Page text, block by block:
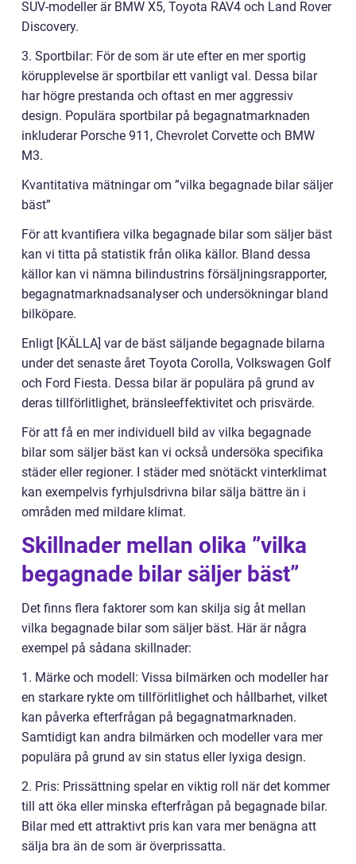
SUV-modeller är BMW X5, Toyota RAV4 och Land Rover
Discovery.
3. Sportbilar: För de som är ute efter en mer sportig
körupplevelse är sportbilar ett vanligt val. Dessa bilar
har högre prestanda och oftast en mer aggressiv
design. Populära sportbilar på begagnatmarknaden
inkluderar Porsche 911, Chevrolet Corvette och BMW
M3.
Kvantitativa mätningar om ”vilka begagnade bilar säljer
bäst”
För att kvantifiera vilka begagnade bilar som säljer bäst
kan vi titta på statistik från olika källor. Bland dessa
källor kan vi nämna bilindustrins försäljningsrapporter,
begagnatmarknadsanalyser och undersökningar bland
bilköpare.
Enligt [KÄLLA] var de bäst säljande begagnade bilarna
under det senaste året Toyota Corolla, Volkswagen Golf
och Ford Fiesta. Dessa bilar är populära på grund av
deras tillförlitlighet, bränsleeffektivitet och prisvärde.
För att få en mer individuell bild av vilka begagnade
bilar som säljer bäst kan vi också undersöka specifika
städer eller regioner. I städer med snötäckt vinterklimat
kan exempelvis fyrhjulsdrivna bilar sälja bättre än i
områden med mildare klimat.
Skillnader mellan olika ”vilka
begagnade bilar säljer bäst”
Det finns flera faktorer som kan skilja sig åt mellan
vilka begagnade bilar som säljer bäst. Här är några
exempel på sådana skillnader:
1. Märke och modell: Vissa bilmärken och modeller har
en starkare rykte om tillförlitlighet och hållbarhet, vilket
kan påverka efterfrågan på begagnatmarknaden.
Samtidigt kan andra bilmärken och modeller vara mer
populära på grund av sin status eller lyxiga design.
2. Pris: Prissättning spelar en viktig roll när det kommer
till att öka eller minska efterfrågan på begagnade bilar.
Bilar med ett attraktivt pris kan vara mer benägna att
sälja bra än de som är överprissatta.